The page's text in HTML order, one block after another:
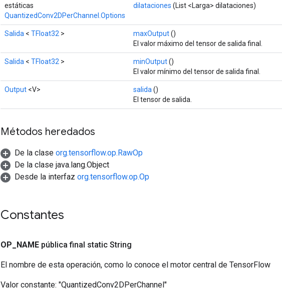
estáticas
QuantizedConv2DPerChannel.Options
dilataciones (List <Larga> dilataciones)
Salida < TFloat32 > maxOutput()
El valor máximo del tensor de salida final.
Salida < TFloat32 > minOutput()
El valor mínimo del tensor de salida final.
Output <V> salida ()
El tensor de salida.
Métodos heredados
De la clase org.tensorflow.op.RawOp
De la clase java.lang.Object
Desde la interfaz org.tensorflow.op.Op
Constantes
OP NAME pública final static String
El nombre de esta operación, como lo conoce el motor central de TensorFlow
Valor constante: "QuantizedConv2DPerChannel"